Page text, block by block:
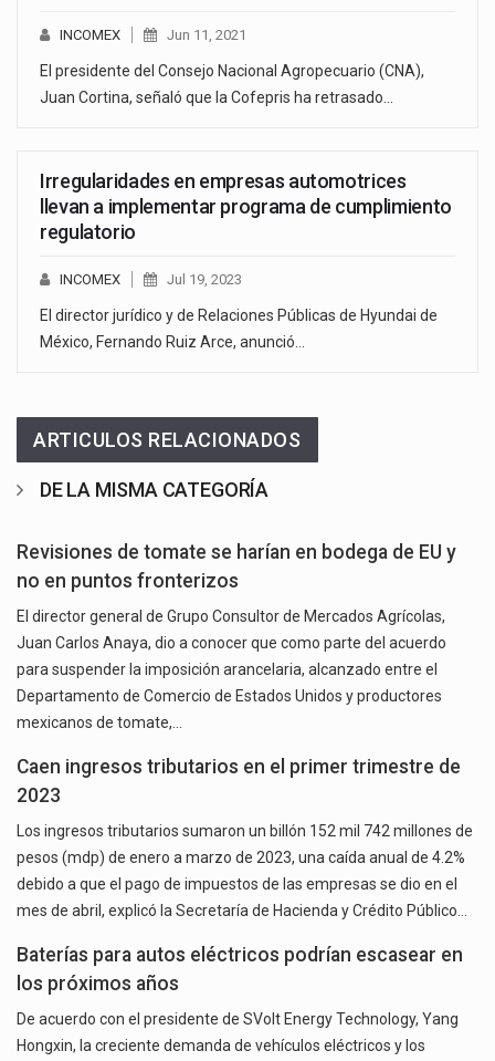
INCOMEX Jun 11, 2021
El presidente del Consejo Nacional Agropecuario (CNA),
Juan Cortina, señaló que la Cofepris ha retrasado…
Irregularidades en empresas automotrices
llevan a implementar programa de cumplimiento
regulatorio
INCOMEX Jul 19, 2023
El director jurídico y de Relaciones Públicas de Hyundai de
México, Fernando Ruiz Arce, anunció…
ARTICULOS RELACIONADOS
DE LA MISMA CATEGORÍA
Revisiones de tomate se harían en bodega de EU y
no en puntos fronterizos
El director general de Grupo Consultor de Mercados Agrícolas,
Juan Carlos Anaya, dio a conocer que como parte del acuerdo
para suspender la imposición arancelaria, alcanzado entre el
Departamento de Comercio de Estados Unidos y productores
mexicanos de tomate,…
Caen ingresos tributarios en el primer trimestre de
2023
Los ingresos tributarios sumaron un billón 152 mil 742 millones de
pesos (mdp) de enero a marzo de 2023, una caída anual de 4.2%
debido a que el pago de impuestos de las empresas se dio en el
mes de abril, explicó la Secretaría de Hacienda y Crédito Público…
Baterías para autos eléctricos podrían escasear en
los próximos años
De acuerdo con el presidente de SVolt Energy Technology, Yang
Hongxin, la creciente demanda de vehículos eléctricos y los